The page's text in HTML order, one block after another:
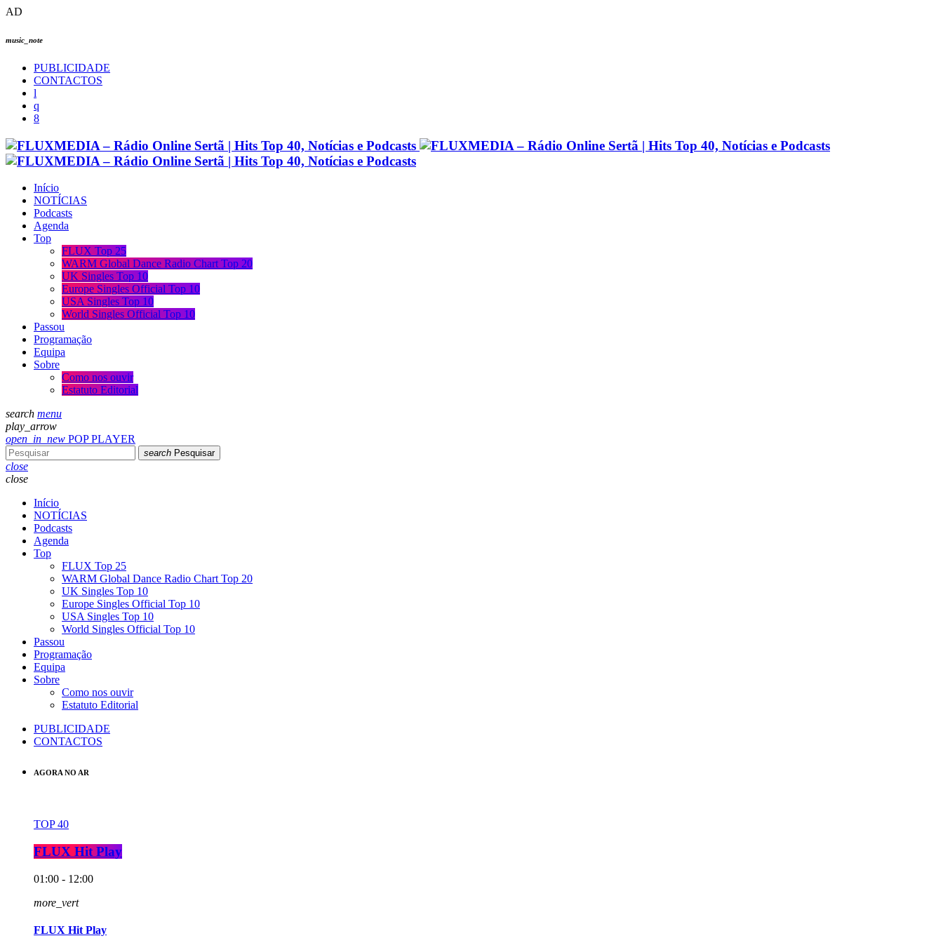
AD
music_note
PUBLICIDADE
CONTACTOS
Início
NOTÍCIAS
Podcasts
Agenda
Top
FLUX Top 25
WARM Global Dance Radio Chart Top 20
UK Singles Top 10
Europe Singles Official Top 10
USA Singles Top 10
World Singles Official Top 10
Passou
Programação
Equipa
Sobre
Como nos ouvir
Estatuto Editorial
search menu
play_arrow
open_in_new POP PLAYER
search Pesquisar
close
close
Início
NOTÍCIAS
Podcasts
Agenda
Top
FLUX Top 25
WARM Global Dance Radio Chart Top 20
UK Singles Top 10
Europe Singles Official Top 10
USA Singles Top 10
World Singles Official Top 10
Passou
Programação
Equipa
Sobre
Como nos ouvir
Estatuto Editorial
PUBLICIDADE
CONTACTOS
AGORA NO AR
TOP 40
FLUX Hit Play
01:00 - 12:00
more_vert
FLUX Hit Play